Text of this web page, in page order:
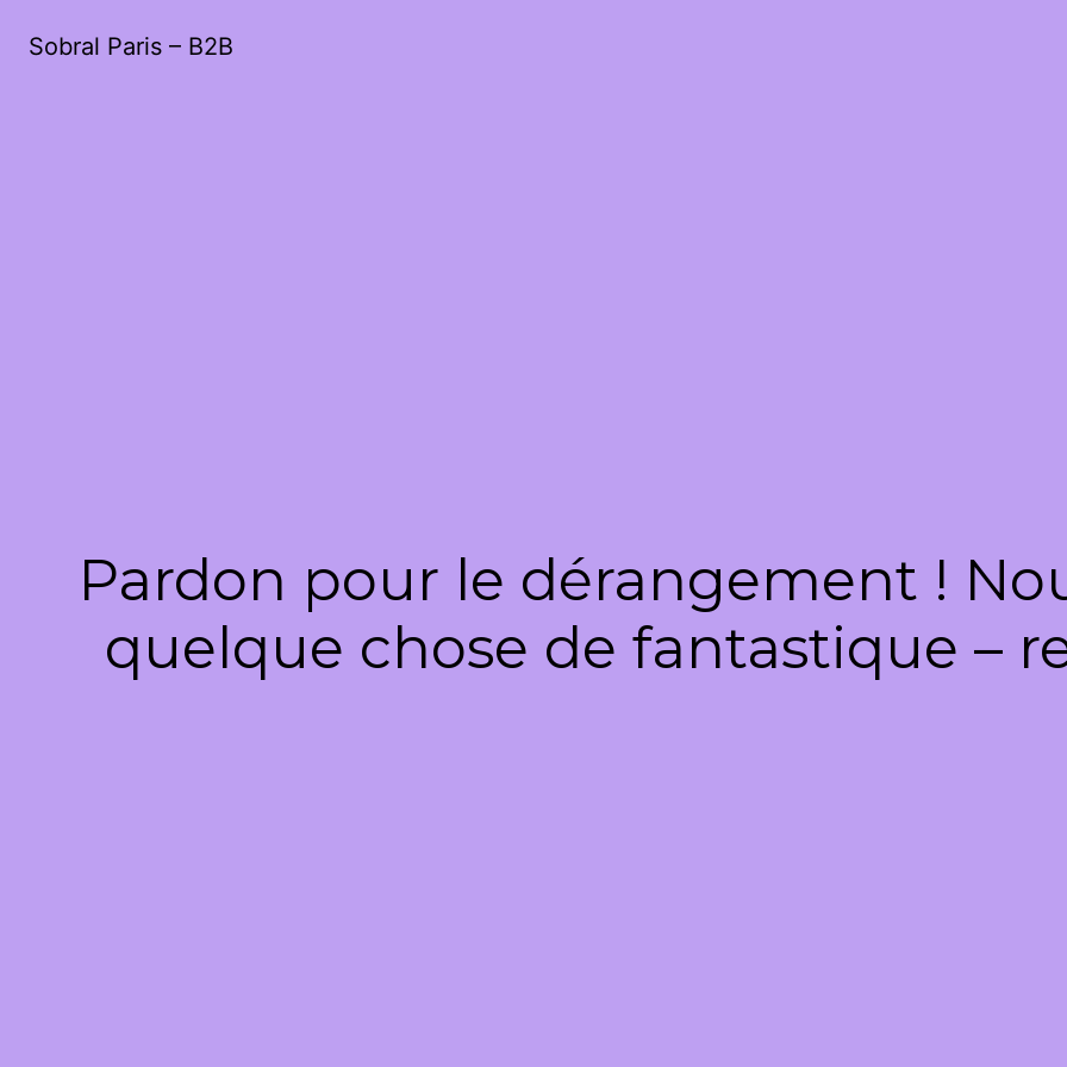
Sobral Paris – B2B
Pardon pour le dérangement !
quelque chose de fantastique –